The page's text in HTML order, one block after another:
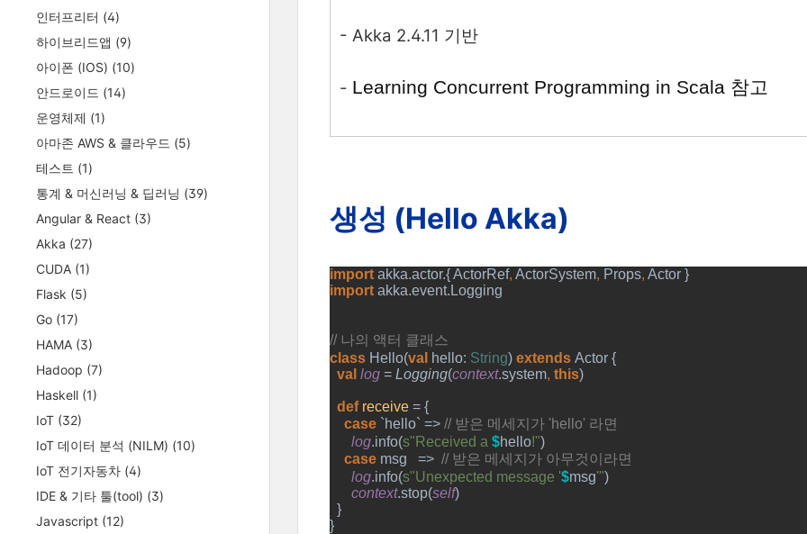
인터프리터 (4)
하이브리드앱 (9)
아이폰 (IOS) (10)
안드로이드 (14)
운영체제 (1)
아마존 AWS & 클라우드 (5)
테스트 (1)
통계 & 머신러닝 & 딥러닝 (39)
Angular & React (3)
Akka (27)
CUDA (1)
Flask (5)
Go (17)
HAMA (3)
Hadoop (7)
Haskell (1)
IoT (32)
IoT 데이터 분석 (NILM) (10)
IoT 전기자동차 (4)
IDE & 기타 툴(tool) (3)
Javascript (12)
- Akka 2.4.11 기반
- Learning Concurrent Programming in Scala 참고
생성 (Hello Akka)
import akka.actor.{ ActorRef, ActorSystem, Props, Actor }
import akka.event.Logging
// 나의 액터 클래스
class Hello(val hello: String) extends Actor {
val log = Logging(context.system, this)
def receive = {
case `hello` => // 받은 메세지가 'hello' 라면
log.info(s"Received a $hello!")
case msg   => // 받은 메세지가 아무것이라면
log.info(s"Unexpected message '$msg'")
context.stop(self)
  }
}